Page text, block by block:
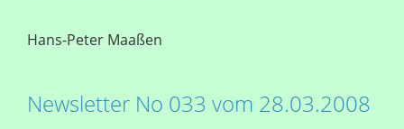
Hans-Peter Maaßen
Newsletter No 033 vom 28.03.2008